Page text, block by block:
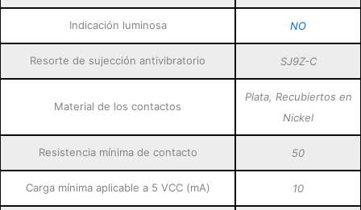
Indicación luminosa NO
Resorte de sujección antivibratorio SJ9Z-C
Material de los contactos
Plata, Recubiertos en
Nickel
Resistencia mínima de contacto 50
Carga mínima aplicable a 5 VCC (mA) 10